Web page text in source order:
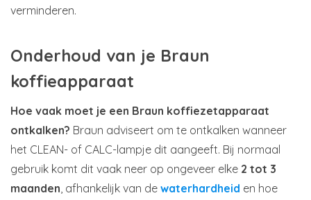
verminderen.
Onderhoud van je Braun
koffieapparaat
Hoe vaak moet je een Braun koffiezetapparaat
ontkalken? Braun adviseert om te ontkalken wanneer
het CLEAN- of CALC-lampje dit aangeeft. Bij normaal
gebruik komt dit vaak neer op ongeveer elke 2 tot 3
maanden, afhankelijk van de waterhardheid en hoe